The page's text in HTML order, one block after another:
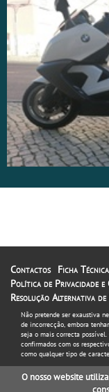
Contactos Ficha Técnica
Política de Privacidade e
Resolução Alternativa
Não pretende ser exaustiva
de incorrecção, embora
seja o mais correcta
confirmados com os
como qualquer tipo de
O nosso website utiliza